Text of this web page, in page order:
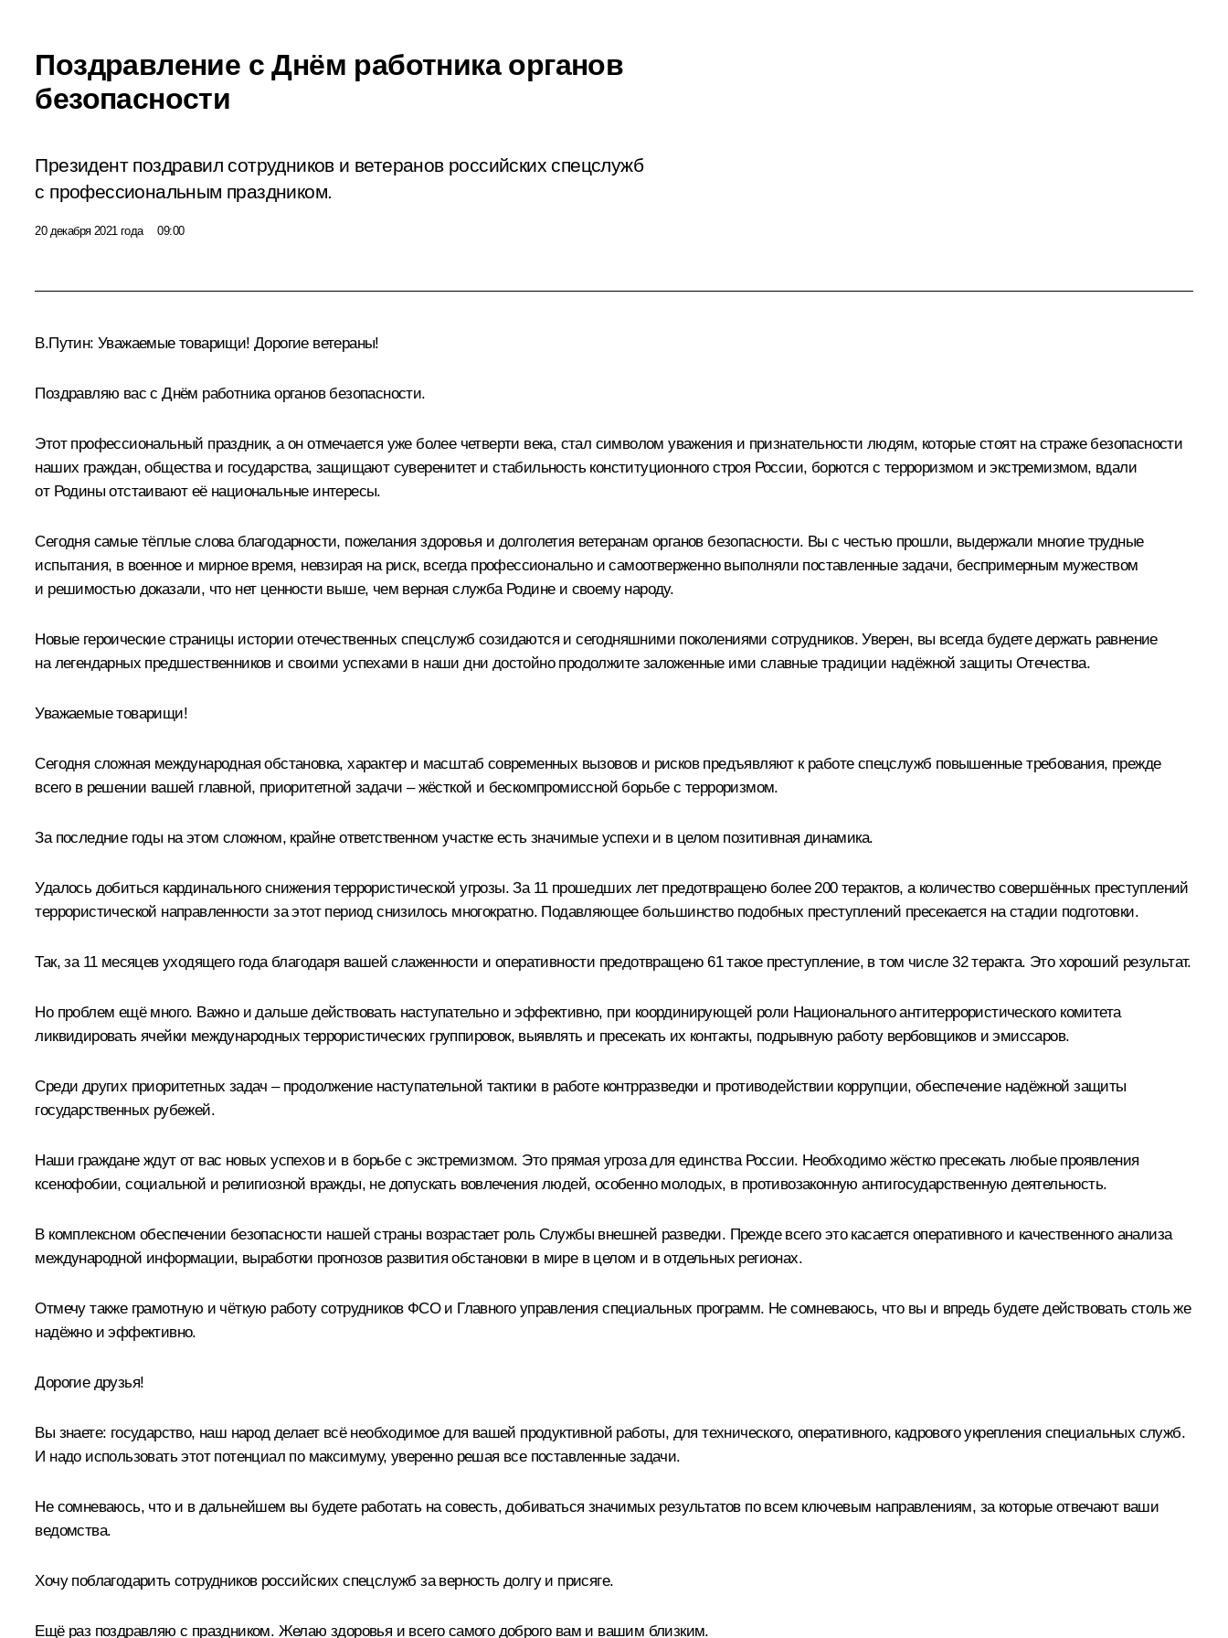
Поздравление с Днём работника органов
безопасности
Президент поздравил сотрудников и ветеранов российских спецслужб
с профессиональным праздником.
20 декабря 2021 года 09:00
В.Путин: Уважаемые товарищи! Дорогие ветераны!
Поздравляю вас с Днём работника органов безопасности.
Этот профессиональный праздник, а он отмечается уже более четверти века, стал символом уважения и признательности людям, которые стоят на страже безопасности
наших граждан, общества и государства, защищают суверенитет и стабильность конституционного строя России, борются с терроризмом и экстремизмом, вдали
от Родины отстаивают её национальные интересы.
Сегодня самые тёплые слова благодарности, пожелания здоровья и долголетия ветеранам органов безопасности. Вы с честью прошли, выдержали многие трудные
испытания, в военное и мирное время, невзирая на риск, всегда профессионально и самоотверженно выполняли поставленные задачи, беспримерным мужеством
и решимостью доказали, что нет ценности выше, чем верная служба Родине и своему народу.
Новые героические страницы истории отечественных спецслужб созидаются и сегодняшними поколениями сотрудников. Уверен, вы всегда будете держать равнение
на легендарных предшественников и своими успехами в наши дни достойно продолжите заложенные ими славные традиции надёжной защиты Отечества.
Уважаемые товарищи!
Сегодня сложная международная обстановка, характер и масштаб современных вызовов и рисков предъявляют к работе спецслужб повышенные требования, прежде
всего в решении вашей главной, приоритетной задачи – жёсткой и бескомпромиссной борьбе с терроризмом.
За последние годы на этом сложном, крайне ответственном участке есть значимые успехи и в целом позитивная динамика.
Удалось добиться кардинального снижения террористической угрозы. За 11 прошедших лет предотвращено более 200 терактов, а количество совершённых преступлений
террористической направленности за этот период снизилось многократно. Подавляющее большинство подобных преступлений пресекается на стадии подготовки.
Так, за 11 месяцев уходящего года благодаря вашей слаженности и оперативности предотвращено 61 такое преступление, в том числе 32 теракта. Это хороший результат.
Но проблем ещё много. Важно и дальше действовать наступательно и эффективно, при координирующей роли Национального антитеррористического комитета
ликвидировать ячейки международных террористических группировок, выявлять и пресекать их контакты, подрывную работу вербовщиков и эмиссаров.
Среди других приоритетных задач – продолжение наступательной тактики в работе контрразведки и противодействии коррупции, обеспечение надёжной защиты
государственных рубежей.
Наши граждане ждут от вас новых успехов и в борьбе с экстремизмом. Это прямая угроза для единства России. Необходимо жёстко пресекать любые проявления
ксенофобии, социальной и религиозной вражды, не допускать вовлечения людей, особенно молодых, в противозаконную антигосударственную деятельность.
В комплексном обеспечении безопасности нашей страны возрастает роль Службы внешней разведки. Прежде всего это касается оперативного и качественного анализа
международной информации, выработки прогнозов развития обстановки в мире в целом и в отдельных регионах.
Отмечу также грамотную и чёткую работу сотрудников ФСО и Главного управления специальных программ. Не сомневаюсь, что вы и впредь будете действовать столь же
надёжно и эффективно.
Дорогие друзья!
Вы знаете: государство, наш народ делает всё необходимое для вашей продуктивной работы, для технического, оперативного, кадрового укрепления специальных служб.
И надо использовать этот потенциал по максимуму, уверенно решая все поставленные задачи.
Не сомневаюсь, что и в дальнейшем вы будете работать на совесть, добиваться значимых результатов по всем ключевым направлениям, за которые отвечают ваши
ведомства.
Хочу поблагодарить сотрудников российских спецслужб за верность долгу и присяге.
Ещё раз поздравляю с праздником. Желаю здоровья и всего самого доброго вам и вашим близким.